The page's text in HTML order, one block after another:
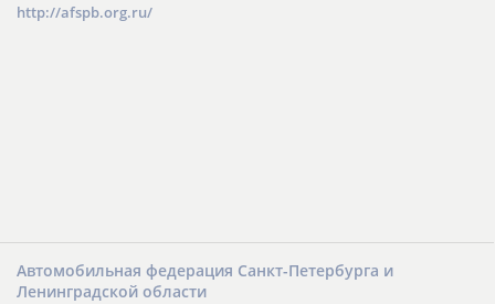
http://afspb.org.ru/
Автомобильная федерация Санкт-Петербурга и
Ленинградской области